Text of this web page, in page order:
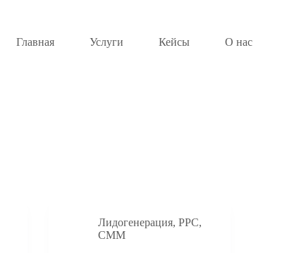
Главная Услуги Кейсы О нас
Лидогенерация, PPC,
СММ